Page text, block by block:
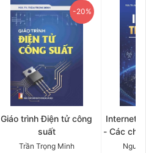
-20%
Giáo trình Điện tử công
suất
Trần Trọng Minh
Internet
- Các